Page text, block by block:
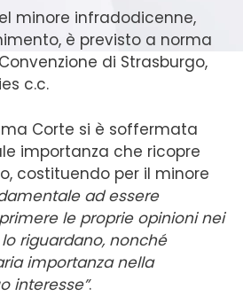
minore infradodicenne,
è previsto a norma
di Strasburgo,
c.c.
Corte si è soffermata
importanza che ricopre
costituendo per il minore
ad essere
le proprie opinioni nei
riguardano, nonché
importanza nella
interesse”.